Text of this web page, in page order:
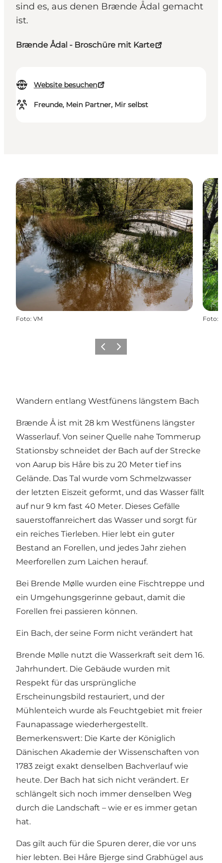
sind es, aus denen Brænde Ådal gemacht
ist.
Brænde Ådal - Broschüre mit Karte
Website besuchen
Freunde, Mein Partner, Mir selbst
Foto: VM Foto:
ZurückWeiter
Wandern entlang Westfünens längstem Bach
Brænde Å ist mit 28 km Westfünens längster
Wasserlauf. Von seiner Quelle nahe Tommerup
Stationsby schneidet der Bach auf der Strecke
von Aarup bis Håre bis zu 20 Meter tief ins
Gelände. Das Tal wurde vom Schmelzwasser
der letzten Eiszeit geformt, und das Wasser fällt
auf nur 9 km fast 40 Meter. Dieses Gefälle
sauerstoffanreichert das Wasser und sorgt für
ein reiches Tierleben. Hier lebt ein guter
Bestand an Forellen, und jedes Jahr ziehen
Meerforellen zum Laichen herauf.
Bei Brende Mølle wurden eine Fischtreppe und
ein Umgehungsgerinne gebaut, damit die
Forellen frei passieren können.
Ein Bach, der seine Form nicht verändert hat
Brende Mølle nutzt die Wasserkraft seit dem 16.
Jahrhundert. Die Gebäude wurden mit
Respekt für das ursprüngliche
Erscheinungsbild restauriert, und der
Mühlenteich wurde als Feuchtgebiet mit freier
Faunapassage wiederhergestellt.
Bemerkenswert: Die Karte der Königlich
Dänischen Akademie der Wissenschaften von
1783 zeigt exakt denselben Bachverlauf wie
heute. Der Bach hat sich nicht verändert. Er
schlängelt sich noch immer denselben Weg
durch die Landschaft – wie er es immer getan
hat.
Das gilt auch für die Spuren derer, die vor uns
hier lebten. Bei Håre Bjerge sind Grabhügel aus